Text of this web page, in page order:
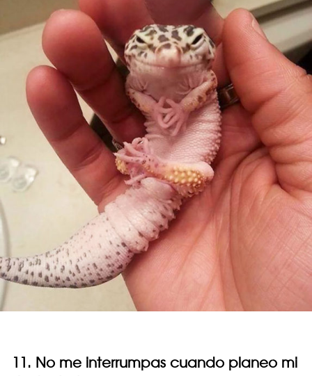
11. No me interrumpas cuando planeo mi